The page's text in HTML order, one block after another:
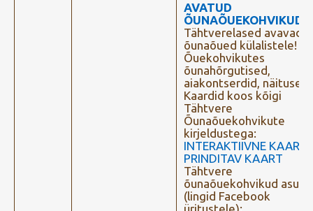
AVATUD
ÕUNAÕUEKOHVIKUD
Tähtverelased avavad
õunaõued külalistele!
Õuekohvikutes
õunahõrgutised,
aiakontserdid,
Kaardid koos kõigi
Tähtvere
Õunaõuekohvikute
kirjeldustega:
INTERAKTIIVNE KAART
PRINDITAV KAART
Tähtvere
õunaõuekohvikud
(lingid Facebook